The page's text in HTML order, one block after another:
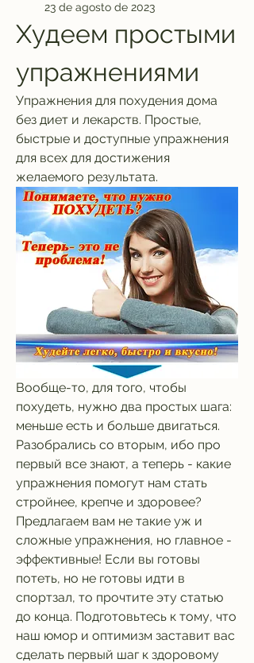
23 de agosto de 2023
Худеем простыми
упражнениями
Упражнения для похудения дома
без диет и лекарств. Простые,
быстрые и доступные упражнения
для всех для достижения
желаемого результата.
Вообще-то, для того, чтобы
похудеть, нужно два простых шага:
меньше есть и больше двигаться.
Разобрались со вторым, ибо про
первый все знают, а теперь - какие
упражнения помогут нам стать
стройнее, крепче и здоровее?
Предлагаем вам не такие уж и
сложные упражнения, но главное -
эффективные! Если вы готовы
потеть, но не готовы идти в
спортзал, то прочтите эту статью
до конца. Подготовьтесь к тому, что
наш юмор и оптимизм заставит вас
сделать первый шаг к здоровому